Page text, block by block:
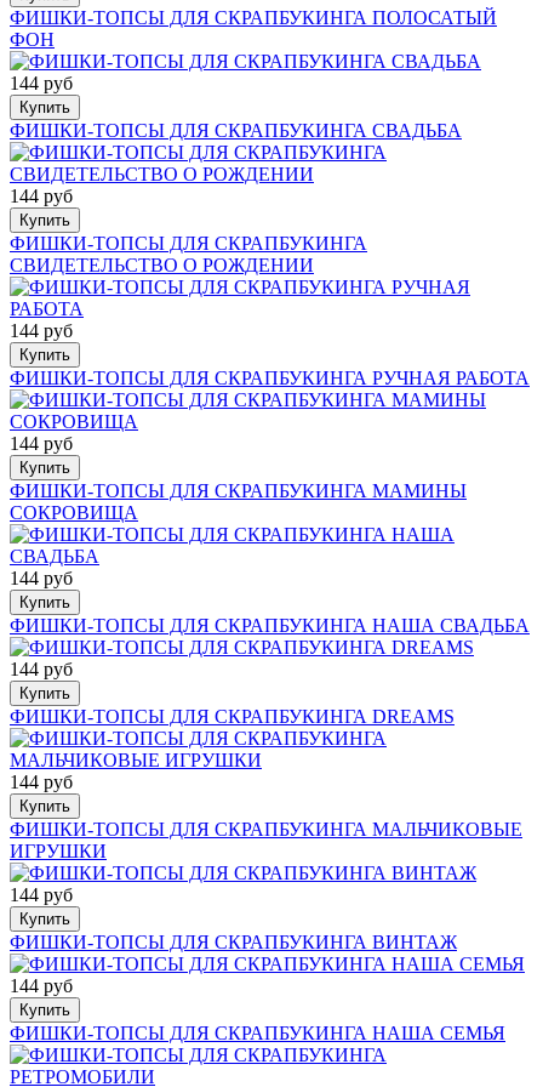
ФИШКИ-ТОПСЫ ДЛЯ СКРАПБУКИНГА ПОЛОСАТЫЙ
ФОН
144 руб
Купить
ФИШКИ-ТОПСЫ ДЛЯ СКРАПБУКИНГА СВАДЬБА
144 руб
Купить
ФИШКИ-ТОПСЫ ДЛЯ СКРАПБУКИНГА
СВИДЕТЕЛЬСТВО О РОЖДЕНИИ
144 руб
Купить
ФИШКИ-ТОПСЫ ДЛЯ СКРАПБУКИНГА РУЧНАЯ РАБОТА
144 руб
Купить
ФИШКИ-ТОПСЫ ДЛЯ СКРАПБУКИНГА МАМИНЫ
СОКРОВИЩА
144 руб
Купить
ФИШКИ-ТОПСЫ ДЛЯ СКРАПБУКИНГА НАША СВАДЬБА
144 руб
Купить
ФИШКИ-ТОПСЫ ДЛЯ СКРАПБУКИНГА DREAMS
144 руб
Купить
ФИШКИ-ТОПСЫ ДЛЯ СКРАПБУКИНГА МАЛЬЧИКОВЫЕ
ИГРУШКИ
144 руб
Купить
ФИШКИ-ТОПСЫ ДЛЯ СКРАПБУКИНГА ВИНТАЖ
144 руб
Купить
ФИШКИ-ТОПСЫ ДЛЯ СКРАПБУКИНГА НАША СЕМЬЯ